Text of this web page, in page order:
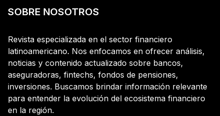
SOBRE NOSOTROS
Revista especializada en el sector financiero
latinoamericano. Nos enfocamos en ofrecer análisis,
noticias y contenido actualizado sobre bancos,
aseguradoras, fintechs, fondos de pensiones,
inversiones. Buscamos brindar información relevante
para entender la evolución del ecosistema financiero
en la región.